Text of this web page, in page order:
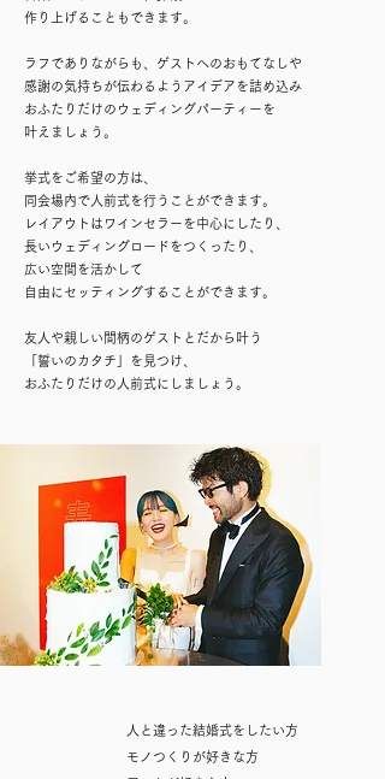
作り上げることもできます。
ラフでありながらも、 ゲストへのおもてなしや
感謝の気持ちが伝わるよう アイデアを詰め込み
おふたりだけの ウェディングパーティーを
叶えましょう。
挙式をご希望の方は、
同会場内で人前式を行うことができます。
レイアウトはワインセラーを中心にしたり、
長いウェディングロードをつくったり、
広い空間を活かして
自由にセッティングすることができます。
友人や親しい間柄のゲストとだから叶う
「誓いのカタチ」を見つけ、
おふたりだけの人前式にしましょう。
人と違った結婚式をしたい方
モノつくりが好きな方